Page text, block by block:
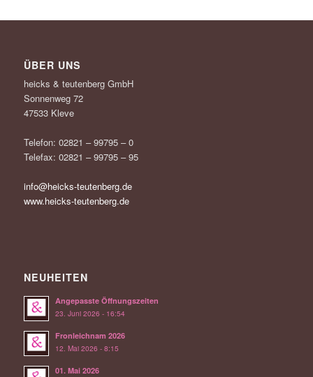
ÜBER UNS
heicks & teutenberg GmbH
Sonnenweg 72
47533 Kleve
Telefon: 02821 – 99795 – 0
Telefax: 02821 – 99795 – 95
info@heicks-teutenberg.de
www.heicks-teutenberg.de
NEUHEITEN
Angepasste Öffnungszeiten
23. Juni 2026 - 16:54
Fronleichnam 2026
12. Mai 2026 - 8:15
01. Mai 2026